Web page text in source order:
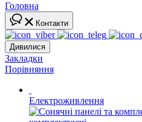
Головна
Контакти
Дивилися
Закладки
Порівняння
Електроживлення